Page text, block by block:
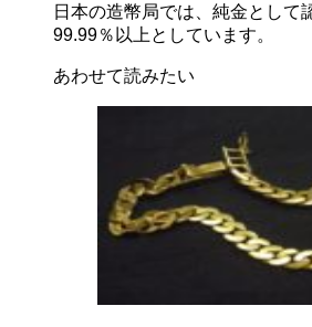
日本の造幣局では、純金として
99.99％以上としています。
あわせて読みたい